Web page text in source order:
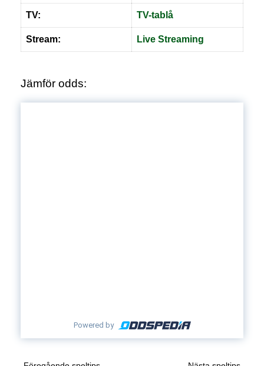
TV: TV-tablå
Stream: Live Streaming
Jämför odds:
Powered by